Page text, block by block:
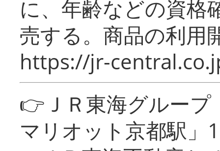
に、年齢などの資格
売する。商品の利用
https://jr-
👉ＪＲ東海グルー
マリオット京都駅」